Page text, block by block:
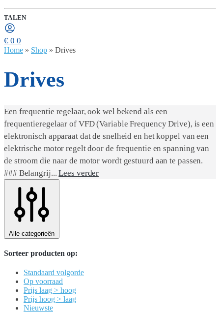
TALEN
€ 0 0
Home » Shop » Drives
Drives
Een frequentie regelaar, ook wel bekend als een
frequentieregelaar of VFD (Variable Frequency Drive), is een
elektronisch apparaat dat de snelheid en het koppel van een
elektrische motor regelt door de frequentie en spanning van
de stroom die naar de motor wordt gestuurd aan te passen.
### Belangrij...Lees verder
Alle categorieën
Sorteer producten op:
Standaard volgorde
Op voorraad
Prijs laag > hoog
Prijs hoog > laag
Nieuwste